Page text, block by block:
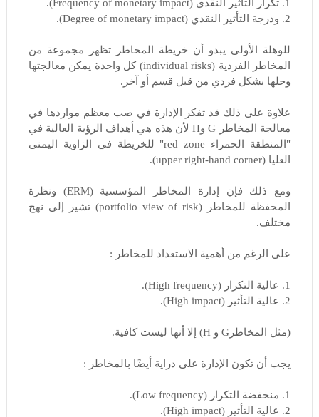
1. تكرار التأثير النقدي (Frequency of monetary impact).
2. ودرجة التأثير النقدي (Degree of monetary impact).
للوهلة الأولى يبدو أن خريطة المخاطر تظهر مجموعة من
المخاطر الفردية (individual risks) كل واحدة يمكن معالجتها
وحلها بشكل فردي من قبل قسم أو آخر.
علاوة على ذلك قد تفكر الإدارة في صب معظم مواردها في
معالجة المخاطر G وH لأن هذه هي أهداف الرؤية العالية في
"المنطقة الحمراء red zone" للخريطة في الزاوية اليمنى
العليا (upper right-hand corner).
ومع ذلك فإن إدارة المخاطر المؤسسية (ERM) ونظرة
المحفظة للمخاطر (portfolio view of risk) تشير إلى نهج
مختلف.
على الرغم من أهمية الاستعداد للمخاطر :
1. عالية التكرار (High frequency).
2. عالية التأثير (High impact).
(مثل المخاطرG و H) إلا أنها ليست كافية.
يجب أن تكون الإدارة على دراية أيضًا بالمخاطر :
1. منخفضة التكرار (Low frequency).
2. عالية التأثير (High impact).